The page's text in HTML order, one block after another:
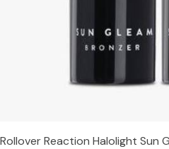
Rollover Reaction Halolight Sun